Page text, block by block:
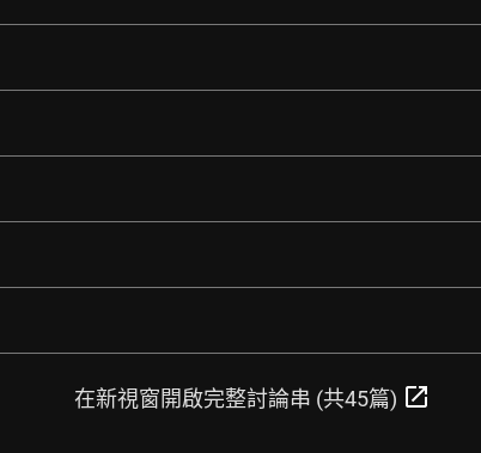
在新視窗開啟完整討論串 (共45篇) open_in_new